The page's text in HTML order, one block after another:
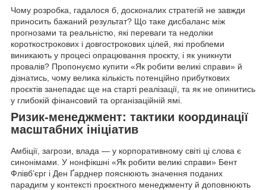
Чому розробка, гадалося б, досконалих стратегій не завжди
приносить бажаний результат? Що таке дисбаланс між
прогнозами та реальністю, які переваги та недоліки
короткострокових і довгострокових цілей, які проблеми
виникають у процесі опрацювання проєкту, і як уникнути
провалів? Пропонуємо купити «Як робити великі справи» й
дізнатись, чому велика кількість потенційно прибуткових
проєктів занепадає ще на старті реалізації, та як не опинитись
у глибокій фінансовий та організаційній ямі.
Ризик-менеджмент: тактики координації
масштабних ініціатив
Амбіції, загрози, влада — у корпоративному світі ці слова є
синонімами. У нонфікшні «Як робити великі справи» Бент
Флівб’єрг і Ден Ґарднер пояснюють значення поданих
парадигм у контексті проєктного менеджменту й доповнюють